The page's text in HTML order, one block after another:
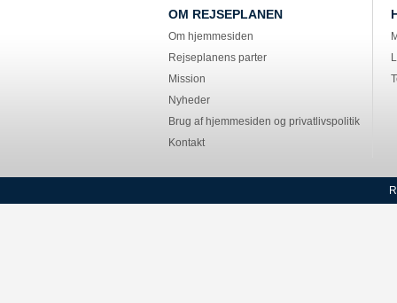
OM REJSEPLANEN
Om hjemmesiden
Rejseplanens parter
Mission
Nyheder
Brug af hjemmesiden og privatlivspolitik
Kontakt